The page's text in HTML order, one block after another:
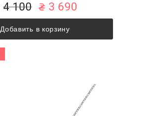
4 100 3 690
Добавить в корзину